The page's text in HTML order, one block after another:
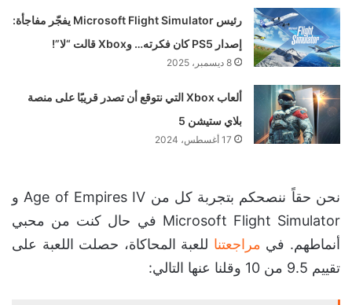
رئيس Microsoft Flight Simulator يفجّر مفاجأة:
إصدار PS5 كان فكرته… وXbox قالت “لا”!
8 ديسمبر، 2025
ألعاب Xbox التي نتوقع أن تصدر قريبًا على منصة
بلاي ستيشن 5
17 أغسطس، 2024
نحن حقاً ننصحكم بتجربة كل من Age of Empires IV و
Microsoft Flight Simulator في حال كنت من محبي
أنماطهم. في مراجعتنا للعبة المحاكاة، حصلت اللعبة على
تقييم 9.5 من 10 وقلنا عنها التالي: